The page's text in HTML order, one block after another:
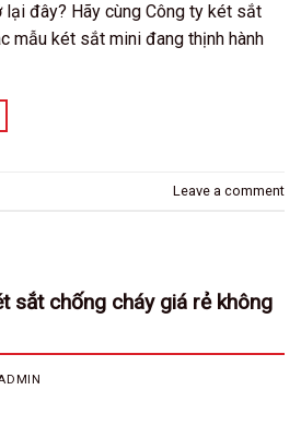
lại đây? Hãy cùng Công ty két sắt
mẫu két sắt mini đang thịnh hành
Leave a comment
sắt chống cháy giá rẻ không